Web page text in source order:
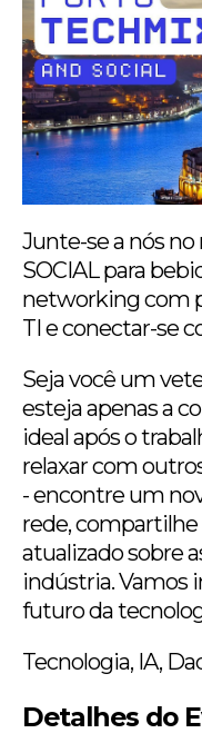
Junte-se a nós no
SOCIAL para
networking com
TI e conectar-se
Seja você um
esteja apenas a
ideal após o
relaxar com
- encontre um
rede,
atualizado sobre
indústria. Vamos
futuro da
Tecnologia, IA,
Detalhes do